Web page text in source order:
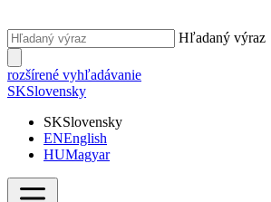
Hľadaný výraz
rozšírené vyhľadávanie
SKSlovensky
SKSlovensky
ENEnglish
HUMagyar